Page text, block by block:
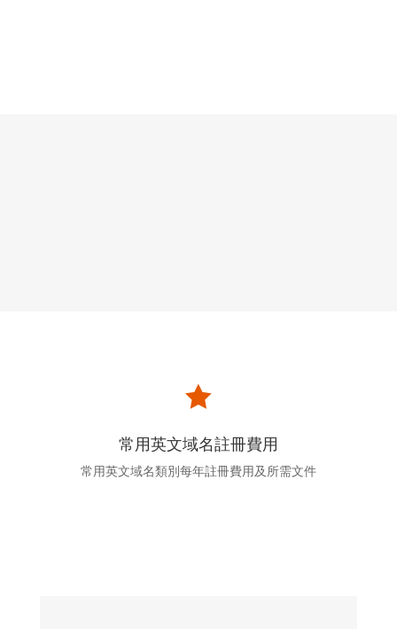

常用英文域名註冊費用
常用英文域名類別每年註冊費用及所需文件